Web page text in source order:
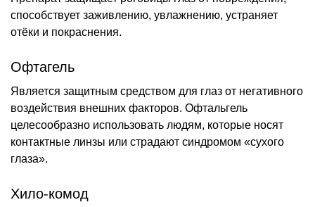
способствует заживлению, увлажнению, устраняет
отёки и покраснения.
Офтагель
Является защитным средством для глаз от негативного
воздействия внешних факторов. Офтальгель
целесообразно использовать людям, которые носят
контактные линзы или страдают синдромом «сухого
глаза».
Хило-комод